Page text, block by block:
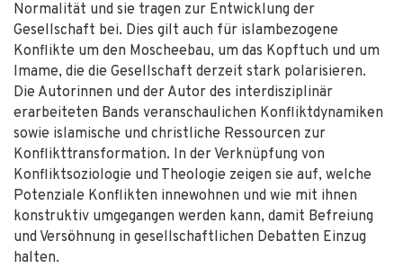
Normalität und sie tragen zur Entwicklung der
Gesellschaft bei. Dies gilt auch für islambezogene
Konflikte um den Moscheebau, um das Kopftuch und um
Imame, die die Gesellschaft derzeit stark polarisieren.
Die Autorinnen und der Autor des interdisziplinär
erarbeiteten Bands veranschaulichen Konfliktdynamiken
sowie islamische und christliche Ressourcen zur
Konflikttransformation. In der Verknüpfung von
Konfliktsoziologie und Theologie zeigen sie auf, welche
Potenziale Konflikten innewohnen und wie mit ihnen
konstruktiv umgegangen werden kann, damit Befreiung
und Versöhnung in gesellschaftlichen Debatten Einzug
halten.